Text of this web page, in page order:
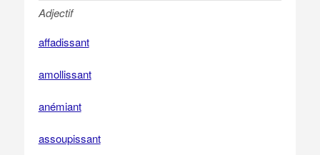
Adjectif
affadissant
amollissant
anémiant
assoupissant